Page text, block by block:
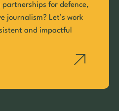
partnerships for defence,
journalism? Let’s work
and impactful